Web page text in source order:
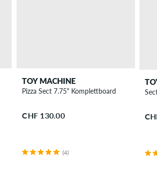
TOY MACHINE
Pizza Sect 7.75" Komplettboard
CHF 130.00
(4)